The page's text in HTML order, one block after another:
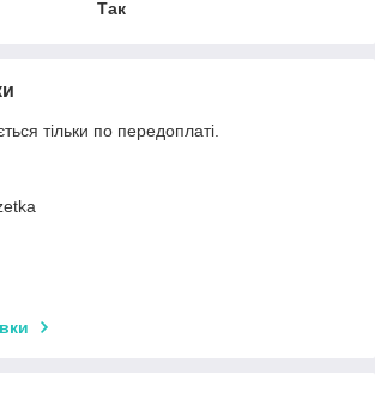
Так
тільки по передоплаті.